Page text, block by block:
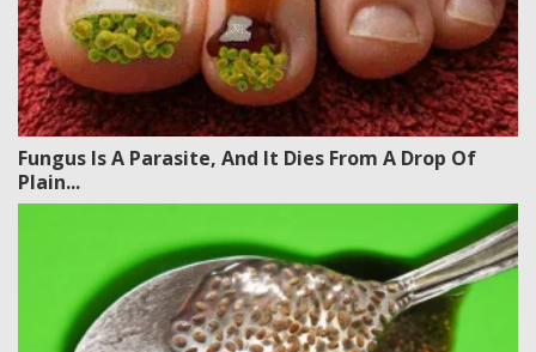
Fungus Is A Parasite, And It Dies From A Drop Of
Plain...